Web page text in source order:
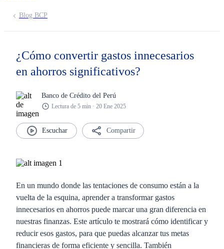
Blog BCP
¿Cómo convertir gastos innecesarios
en ahorros significativos?
Banco de Crédito del Perú
Lectura de 5 min · 20 Ene 2025
Compartir
En un mundo donde las tentaciones de consumo están a la
vuelta de la esquina, aprender a transformar gastos
innecesarios en ahorros puede marcar una gran diferencia en
nuestras finanzas. Este artículo te mostrará cómo identificar y
reducir esos gastos, para que puedas alcanzar tus metas
financieras de forma eficiente y sencilla. También